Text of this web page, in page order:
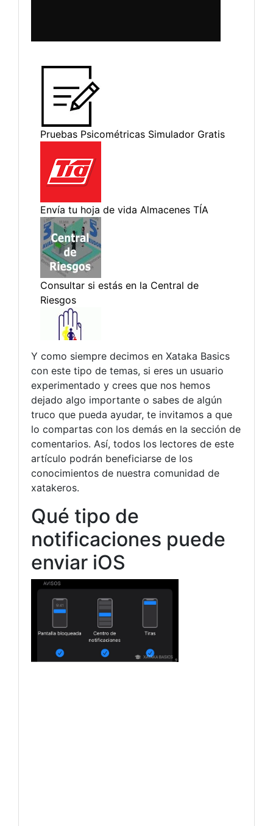
Y como siempre decimos en Xataka Basics
con este tipo de temas, si eres un usuario
experimentado y crees que nos hemos
dejado algo importante o sabes de algún
truco que pueda ayudar, te invitamos a que
lo compartas con los demás en la sección de
comentarios. Así, todos los lectores de este
artículo podrán beneficiarse de los
conocimientos de nuestra comunidad de
xatakeros.
Qué tipo de
notificaciones puede
enviar iOS